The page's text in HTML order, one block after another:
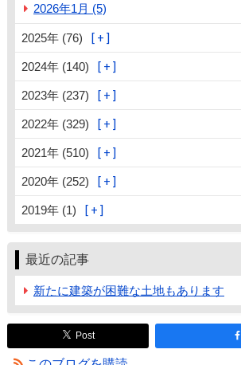
2026年1月 (5)
2025年 (76)
2024年 (140)
2023年 (237)
2022年 (329)
2021年 (510)
2020年 (252)
2019年 (1)
最近の記事
新たに建築が困難な土地もあります
Post